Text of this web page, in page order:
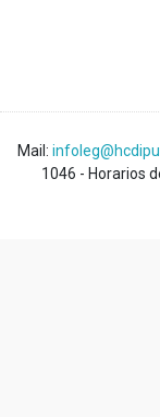
Mail:
1046 - Horarios